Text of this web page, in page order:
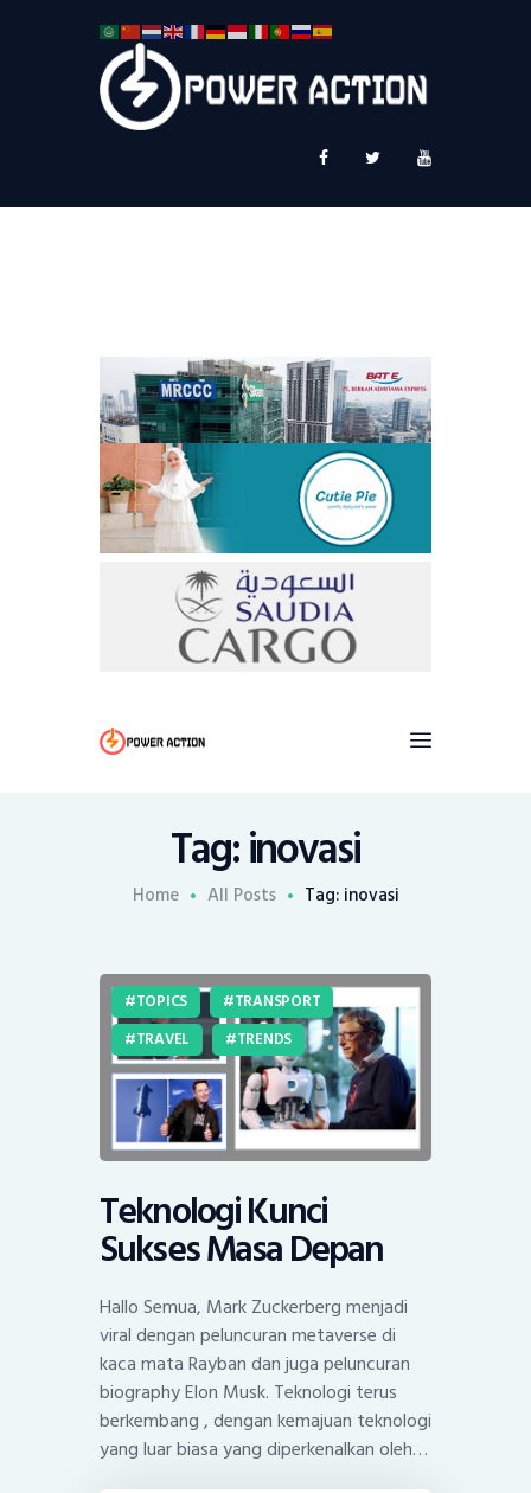
Tag: inovasi
Home All Posts Tag: inovasi
Service Plus
TOPICS
TRANSPORT
TRAVEL
TRENDS
Teknologi Kunci
Sukses Masa Depan
Hallo Semua, Mark Zuckerberg menjadi
viral dengan peluncuran metaverse di
kaca mata Rayban dan juga peluncuran
biography Elon Musk. Teknologi terus
berkembang , dengan kemajuan teknologi
yang luar biasa yang diperkenalkan oleh…